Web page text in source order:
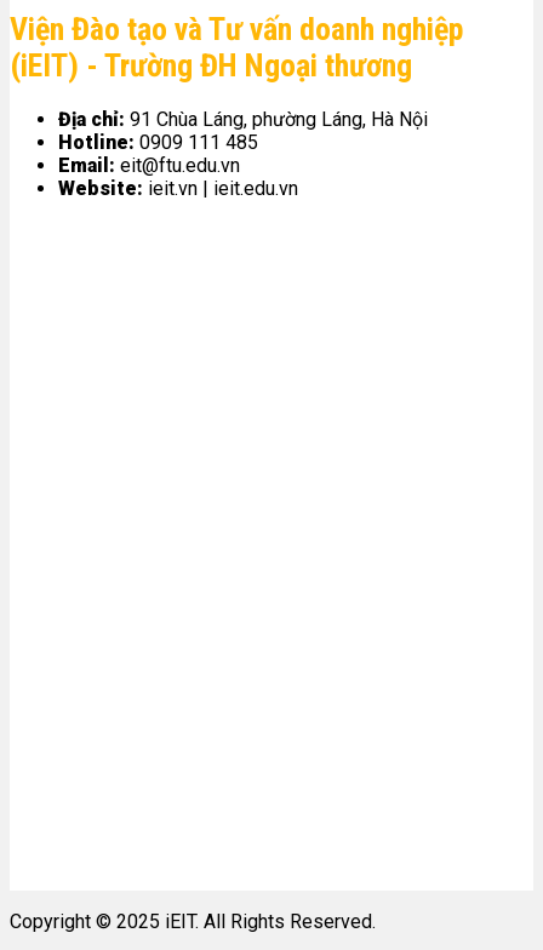
Viện Đào tạo và Tư vấn doanh nghiệp
(iEIT) - Trường ĐH Ngoại thương
Địa chỉ: 91 Chùa Láng, phường Láng, Hà Nội
Hotline: 0909 111 485
Email: eit@ftu.edu.vn
Website: ieit.vn | ieit.edu.vn
Copyright © 2025 iEIT. All Rights Reserved.